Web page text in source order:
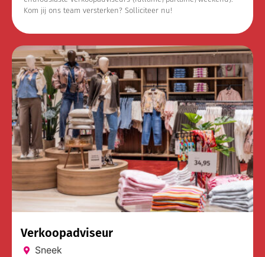
Kom jij ons team versterken? Solliciteer nu!
Verkoopadviseur
Sneek